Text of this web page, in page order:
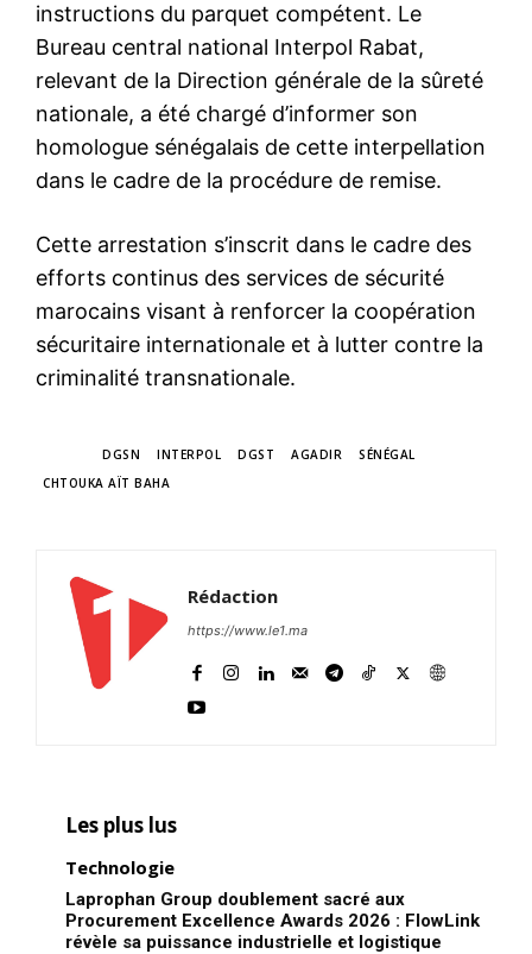
instructions du parquet compétent. Le
Bureau central national Interpol Rabat,
relevant de la Direction générale de la sûreté
nationale, a été chargé d’informer son
homologue sénégalais de cette interpellation
dans le cadre de la procédure de remise.
Cette arrestation s’inscrit dans le cadre des
efforts continus des services de sécurité
marocains visant à renforcer la coopération
sécuritaire internationale et à lutter contre la
criminalité transnationale.
DGSN INTERPOL DGST AGADIR
SÉNÉGAL
CHTOUKA AÏT BAHA
Rédaction
https://www.le1.ma
Les plus lus
Technologie
Laprophan Group doublement sacré aux
Procurement Excellence Awards 2026 : FlowLink
révèle sa puissance industrielle et logistique